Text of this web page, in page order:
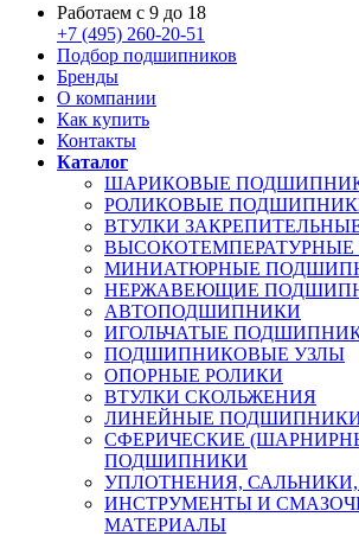
Работаем с 9 до 18
+7 (495) 260-20-51
Подбор подшипников
Бренды
О компании
Как купить
Контакты
Каталог
ШАРИКОВЫЕ
РОЛИКОВЫЕ
ВТУЛКИ
МИНИАТЮРНЫЕ
НЕРЖАВЕЮЩИЕ
АВТОПОДШИПНИКИ
ИГОЛЬЧАТЫЕ
ПОДШИПНИКОВЫЕ УЗЛЫ
ОПОРНЫЕ РОЛИКИ
ВТУЛКИ СКОЛЬЖЕНИЯ
ЛИНЕЙНЫЕ
СФЕРИЧЕСКИЕ
ПОДШИПНИКИ
УПЛОТНЕНИЯ,
ИНСТРУМЕНТЫ И
МАТЕРИАЛЫ